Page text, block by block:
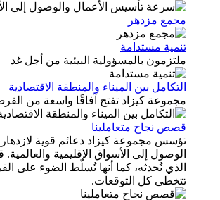
مجمع مزدهر
تنمية مستدامة
ملتزمون بالمسؤولية البيئية من أجل غد
التكامل بين الميناء والمنطقة الاقتصادية
مجموعة كيزاد تفتح آفاقًا واسعة من
قصص نجاح متعاملينا
تؤسس مجموعة كيزاد دعائم قوية لازدهار
الوصول إلى الأسواق الإقليمية
الذي نُحدثه، كما أنها تُسلّط الضوء على
تتخطى كل التوقعات.